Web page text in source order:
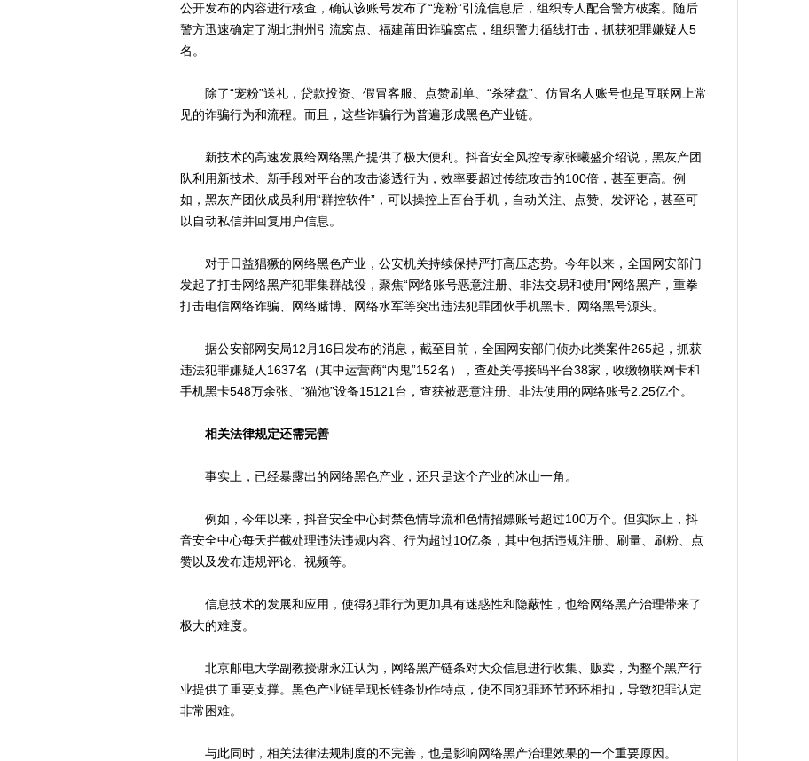
公开发布的内容进行核查，确认该账号发布了“宠粉”引流信息后，组织专人配合警方破案。随后
警方迅速确定了湖北荆州引流窝点、福建莆田诈骗窝点，组织警力循线打击，抓获犯罪嫌疑人5
名。
除了“宠粉”送礼，贷款投资、假冒客服、点赞刷单、“杀猪盘”、仿冒名人账号也是互联网上常
见的诈骗行为和流程。而且，这些诈骗行为普遍形成黑色产业链。
新技术的高速发展给网络黑产提供了极大便利。抖音安全风控专家张曦盛介绍说，黑灰产团
队利用新技术、新手段对平台的攻击渗透行为，效率要超过传统攻击的100倍，甚至更高。例
如，黑灰产团伙成员利用“群控软件”，可以操控上百台手机，自动关注、点赞、发评论，甚至可
以自动私信并回复用户信息。
对于日益猖獗的网络黑色产业，公安机关持续保持严打高压态势。今年以来，全国网安部门
发起了打击网络黑产犯罪集群战役，聚焦“网络账号恶意注册、非法交易和使用”网络黑产，重拳
打击电信网络诈骗、网络赌博、网络水军等突出违法犯罪团伙手机黑卡、网络黑号源头。
据公安部网安局12月16日发布的消息，截至目前，全国网安部门侦办此类案件265起，抓获
违法犯罪嫌疑人1637名（其中运营商“内鬼”152名），查处关停接码平台38家，收缴物联网卡和
手机黑卡548万余张、“猫池”设备15121台，查获被恶意注册、非法使用的网络账号2.25亿个。
相关法律规定还需完善
事实上，已经暴露出的网络黑色产业，还只是这个产业的冰山一角。
例如，今年以来，抖音安全中心封禁色情导流和色情招嫖账号超过100万个。但实际上，抖
音安全中心每天拦截处理违法违规内容、行为超过10亿条，其中包括违规注册、刷量、刷粉、点
赞以及发布违规评论、视频等。
信息技术的发展和应用，使得犯罪行为更加具有迷惑性和隐蔽性，也给网络黑产治理带来了
极大的难度。
北京邮电大学副教授谢永江认为，网络黑产链条对大众信息进行收集、贩卖，为整个黑产行
业提供了重要支撑。黑色产业链呈现长链条协作特点，使不同犯罪环节环环相扣，导致犯罪认定
非常困难。
与此同时，相关法律法规制度的不完善，也是影响网络黑产治理效果的一个重要原因。